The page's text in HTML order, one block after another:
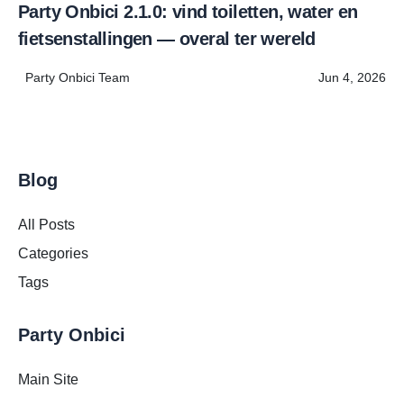
Party Onbici 2.1.0: vind toiletten, water en
fietsenstallingen — overal ter wereld
Party Onbici Team Jun 4, 2026
Blog
All Posts
Categories
Tags
Party Onbici
Main Site